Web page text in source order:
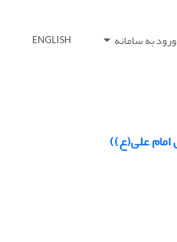
ورود به سامانه ENGLISH